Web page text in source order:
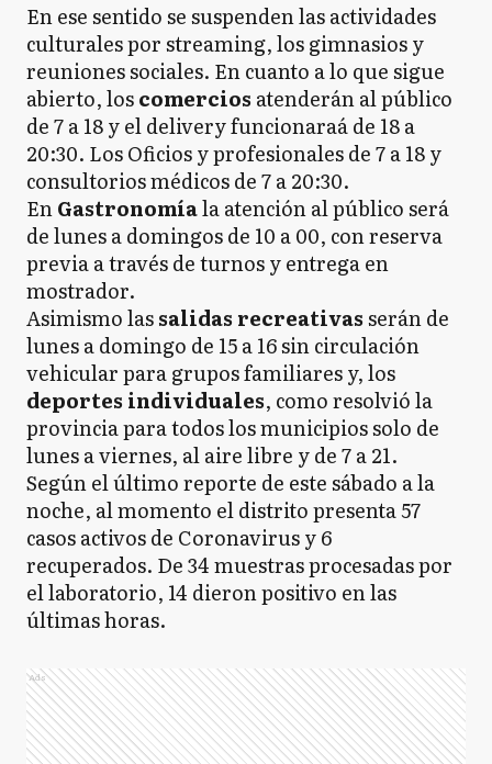
En ese sentido se suspenden las actividades
culturales por streaming, los gimnasios y
reuniones sociales. En cuanto a lo que sigue
abierto, loscomercios atenderán al público
de 7 a 18 y el delivery funcionaraá de 18 a
20:30. Los Oficios y profesionales de 7 a 18 y
consultorios médicos de 7 a 20:30.
EnGastronomíala atención al público será
de lunes a domingos de 10 a 00, con reserva
previa a través de turnos y entrega en
mostrador.
Asimismo lassalidas recreativasserán de
lunes a domingo de 15 a 16 sin circulación
vehicular para grupos familiares y, los
deportes individuales, como resolvió la
provincia para todos los municipios solo de
lunes a viernes, al aire libre y de 7 a 21.
Según el último reporte de este sábado a la
noche, al momento el distrito presenta 57
casos activos de Coronavirus y 6
recuperados. De 34 muestras procesadas por
el laboratorio, 14 dieron positivo en las
últimas horas.
Ads